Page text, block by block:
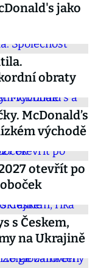
jako
obraty
McDonald’s
východě
otevřít po
s Českem,
na Ukrajině